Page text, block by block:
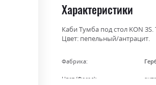
Характеристики
Каби Тумба под стол KON
Цвет: пепельный/антрацит.
Фабрика:
Цвет (Фасад):